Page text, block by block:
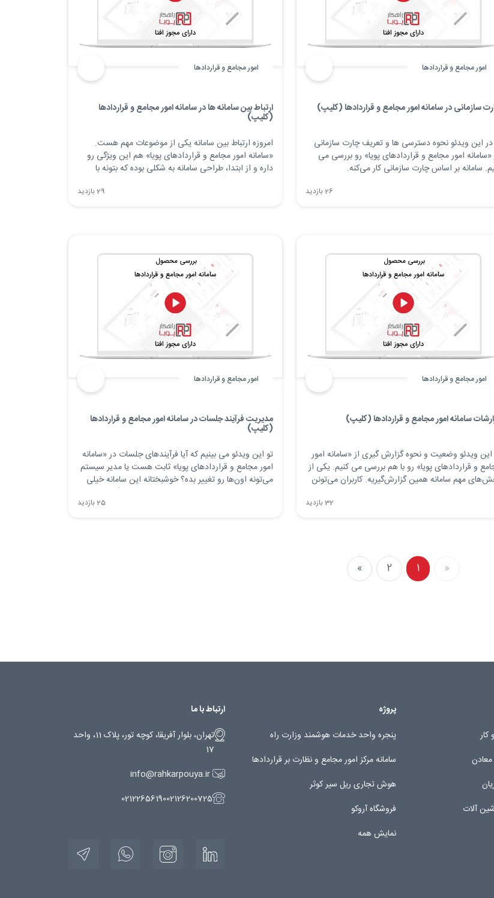
امور مجامع و قراردادها
سازمانی در سامانه امور مجامع و قراردادها (کلیپ)
در این ویدئو نحوه دسترسی ها و تعریف چارت سازمانی
امور مجامع و قراردادهای پویا» رو بررسی می
سامانه بر اساس چارت سازمانی کار می‌کنه.
26 بازدید
امور مجامع و قراردادها
ارتباط بین سامانه ها در سامانه امور مجامع و قراردادها
(کلیپ)
امروزه ارتباط بین سامانه یکی از موضوعات مهم هست.
«سامانه امور مجامع و قراردادهای پویا» هم این ویژگی رو
داره و از ابتدا، طراحی سامانه به شکلی بوده که بتونه با
سیستم‌های دیگه ارتباط داشته باشه.
29 بازدید
امور مجامع و قراردادها
سامانه امور مجامع و قراردادها (کلیپ)
این ویدئو وضعیت و نحوه گزارش گیری از «سامانه امور
و قراردادهای پویا» رو با هم بررسی می کنیم. یکی از
مهم سامانه همین گزارش‌گیریه. کاربران می‌تونن
دستور جلسات گزارش‌های مختلفی بگیرن؛ هم به صورت
32 بازدید
امور مجامع و قراردادها
مدیریت فرآیند جلسات در سامانه امور مجامع و قراردادها
(کلیپ)
تو این ویدئو می بینیم که آیا فرآیندهای جلسات در «سامانه
امور مجامع و قراردادهای پویا» ثابت هست یا مدیر سیستم
می‌تونه اون‌ها رو تغییر بده؟ خوشبختانه این سامانه خیلی
انعطاف‌پذیر طراحی شده. چون توسعه اون کاملاً توسط تیم
داخلی شرکت راهکار پویا انجام شده، امکان شخصی‌سازی
25 بازدید
«
1
2
»
آلات
پروژه
پنجره واحد خدمات هوشمند وزارت راه
سامانه مرکز امور مجامع و نظارت بر قراردادها
هوش تجاری ریل سیر کوثر
فروشگاه آروکو
نمایش همه
ارتباط با ما
تهران، بلوار آفریقا، کوچه تور، پلاک 11، واحد
17
info@rahkarpouya.ir
02126200725
02122656190